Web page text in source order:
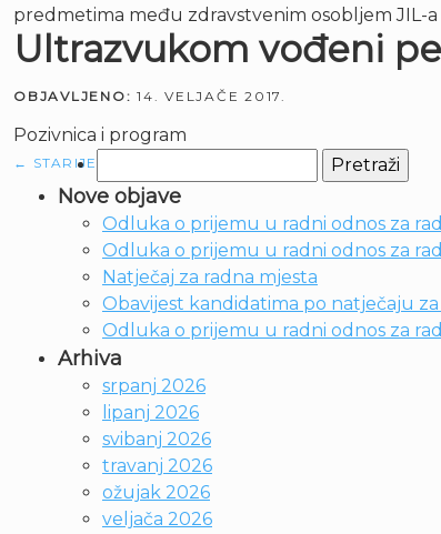
predmetima među zdravstvenim osobljem JIL-
Ultrazvukom vođeni
OBJAVLJENO: 14. VELJAČE 2017.
Pozivnica i program
← STARIJE
Nove objave
Odluka o prijemu u radni odnos za
Odluka o prijemu u radni odnos za
Natječaj za radna mjesta
Obavijest kandidatima po natječaju
Odluka o prijemu u radni odnos za
Arhiva
srpanj 2026
lipanj 2026
svibanj 2026
travanj 2026
ožujak 2026
veljača 2026